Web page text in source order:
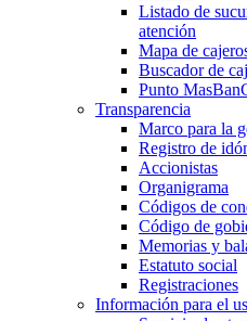
Listado de
atención
Mapa de
Buscador de
Punto
Transparencia
Marco para la
Registro de
Accionistas
Organigrama
Códigos de
Código de
Memorias y
Estatuto social
Registraciones
Información para el